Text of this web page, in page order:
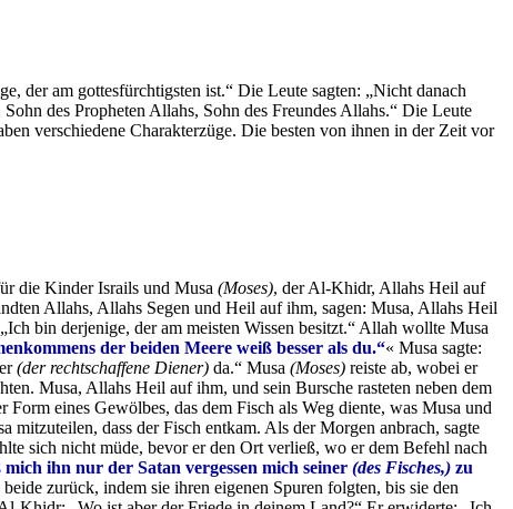
der am gottesfürchtigsten ist.“ Die Leute sagten: „Nicht danach
des Propheten Allahs, Sohn des Freundes Allahs.“ Die Leute
verschiedene Charakterzüge. Die besten von ihnen in der Zeit vor
die Kinder Israils und Musa (Moses), der Al-Khidr, Allahs Heil auf
Allahs, Allahs Segen und Heil auf ihm, sagen: Musa, Allahs Heil
bin derjenige, der am meisten Wissen besitzt.“ Allah wollte Musa
der beiden Meere weiß besser als du.“« Musa sagte:
(der rechtschaffene Diener) da.“ Musa (Moses) reiste ab, wobei er
Musa, Allahs Heil auf ihm, und sein Bursche rasteten neben dem
eines Gewölbes, das dem Fisch als Weg diente, was Musa und
mitzuteilen, dass der Fisch entkam. Als der Morgen anbrach, sagte
sich nicht müde, bevor er den Ort verließ, wo er dem Befehl nach
ihn nur der Satan vergessen mich seiner (des Fisches,) zu
zurück, indem sie ihren eigenen Spuren folgten, bis sie den